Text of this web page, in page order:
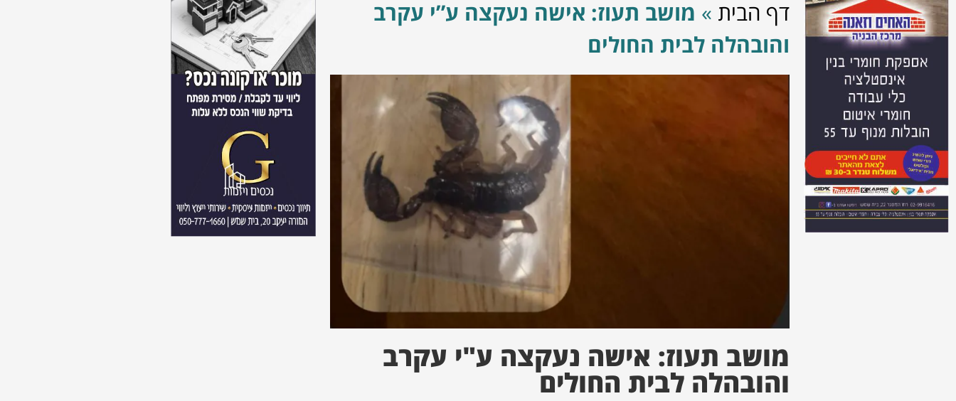
דף הבית » מושב תעוז: אישה נעקצה ע”י עקרב
והובהלה לבית החולים
מושב תעוז: אישה נעקצה ע"י עקרב
והובהלה לבית החולים